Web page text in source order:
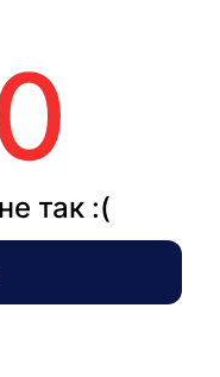
так :(